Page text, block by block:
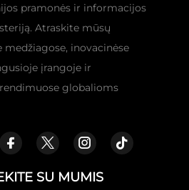
pramonės ir informacijos
Atraskite mūsų
medžiagose, inovacinėse
įrangoje ir
globalioms
SU MUMIS